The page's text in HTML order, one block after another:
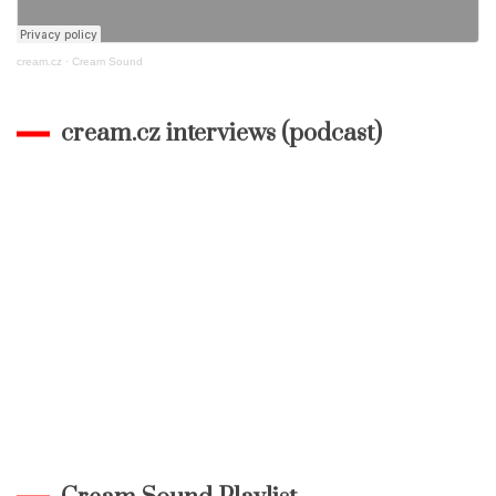
cream.cz · Cream Sound
cream.cz interviews (podcast)